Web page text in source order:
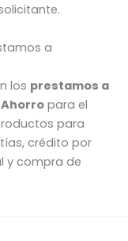
a
los prestamos a
Ahorro para el
para
crédito por
y compra de